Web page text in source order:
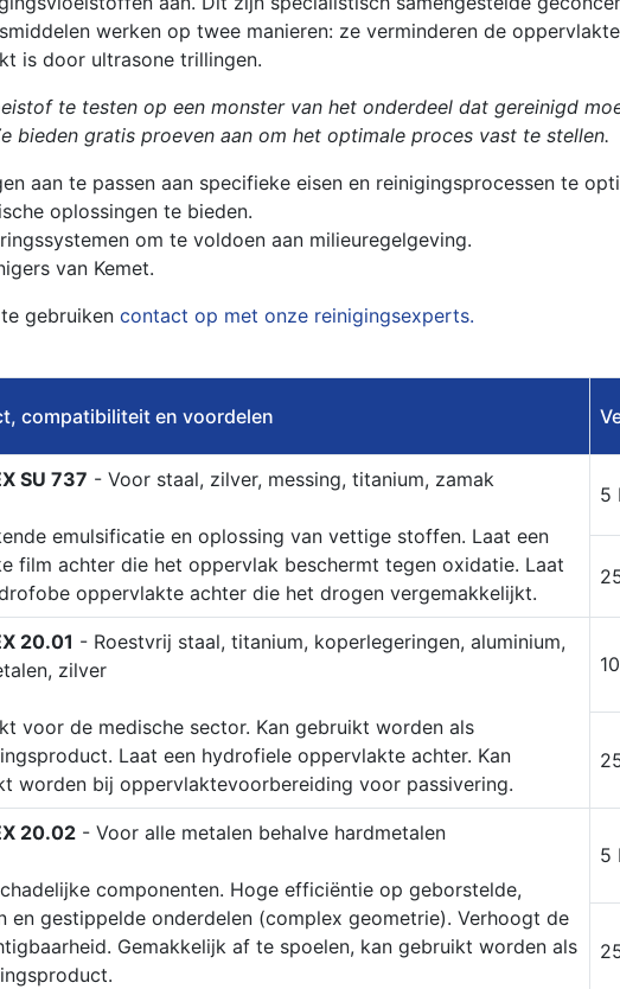
werken op twee manieren: ze verminderen de
is door ultrasone trillingen.
te testen op een monster van het onderdeel dat gereinigd
bieden gratis proeven aan om het optimale proces vast te stellen.
aan te passen aan specifieke eisen en reinigingsprocessen te
oplossingen te bieden.
om te voldoen aan milieuregelgeving.
van Kemet.
gebruiken contact op met onze reinigingsexperts.
compatibiliteit en voordelen
SU 737 - Voor staal, zilver, messing, titanium, zamak
emulsificatie en oplossing van vettige stoffen. Laat een
film achter die het oppervlak beschermt tegen oxidatie. Laat
oppervlakte achter die het drogen vergemakkelijkt.
5
20.01 - Roestvrij staal, titanium, koperlegeringen, aluminium,
zilver
voor de medische sector. Kan gebruikt worden als
Laat een hydrofiele oppervlakte achter. Kan
worden bij oppervlaktevoorbereiding voor passivering.
20.02 - Voor alle metalen behalve hardmetalen
componenten. Hoge efficiëntie op geborstelde,
en gestippelde onderdelen (complex geometrie). Verhoogt de
Gemakkelijk af te spoelen, kan gebruikt worden als
5